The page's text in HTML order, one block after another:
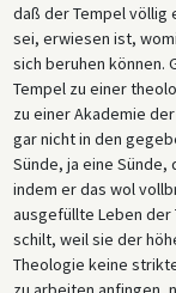
daß der Tempel völlig
sei, erwiesen ist,
sich beruhen können.
Tempel zu einer
zu einer Akademie
gar nicht in den
Sünde, ja eine
indem er das wol
ausgefüllte Leben
schilt, weil sie der
Theologie keine